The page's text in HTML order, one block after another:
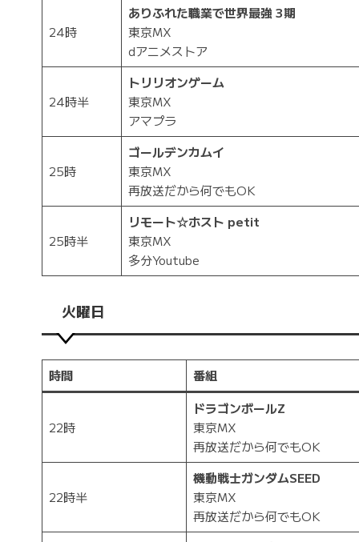
24時
ありふれた職業で世界最強 3期
東京MX
dアニメストア
24時半
トリリオンゲーム
東京MX
アマプラ
25時
ゴールデンカムイ
東京MX
再放送だから何でもOK
25時半
リモート☆ホスト petit
東京MX
多分Youtube
火曜日
時間 番組
22時
ドラゴンボールZ
東京MX
再放送だから何でもOK
22時半
機動戦士ガンダムSEED
東京MX
再放送だから何でもOK